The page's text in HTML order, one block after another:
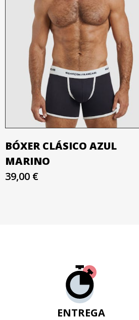
BÓXER CLÁSICO AZUL
MARINO
39,00 €
ENTREGA